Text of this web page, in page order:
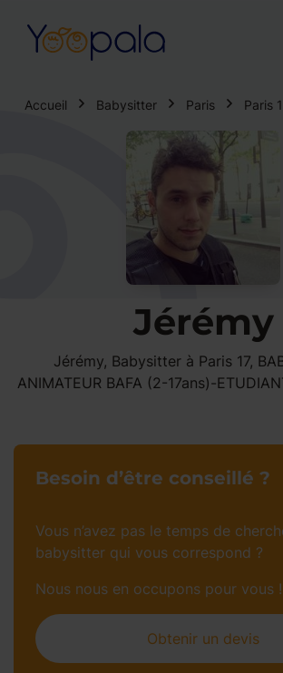
Accueil Babysitter Paris Paris
Jérémy
Jérémy, Babysitter à Paris 17,
ANIMATEUR BAFA (2-17ans)-
Besoin d’être conseillé ?
Vous n’avez pas le temps de
babysitter qui vous correspond ?
Nous nous en occupons pour vous !
Obtenir un devis